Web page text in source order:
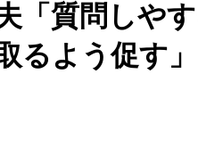
「質問しや
るよう促す」